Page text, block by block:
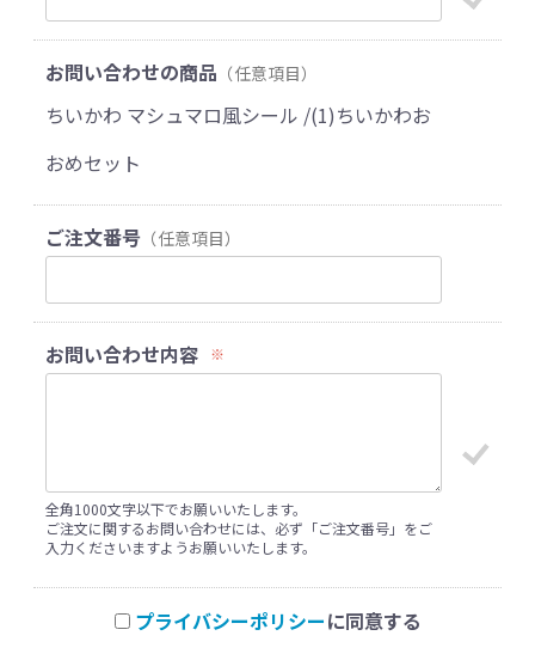
お問い合わせの商品 （任意項目）
ちいかわ マシュマロ風シール /(1)ちいかわお
おめセット
ご注文番号 （任意項目）
お問い合わせ内容 ※
全角1000文字以下でお願いいたします。
ご注文に関するお問い合わせには、必ず「ご注文番号」をご
入力くださいますようお願いいたします。
プライバシーポリシーに同意する